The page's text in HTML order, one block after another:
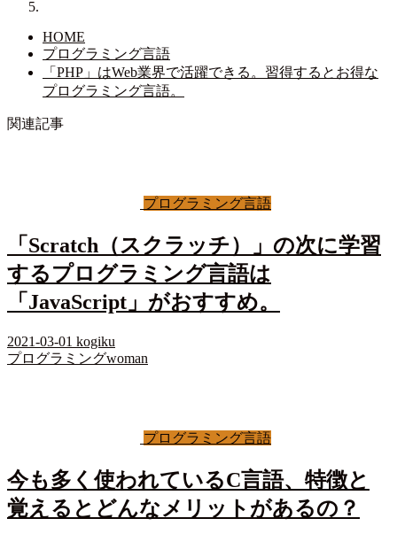
HOME
プログラミング言語
「PHP」はWeb業界で活躍できる。習得するとお得な
プログラミング言語。
関連記事
プログラミング言語
「Scratch（スクラッチ）」の次に学習
するプログラミング言語は
「JavaScript」がおすすめ。
2021-03-01 kogiku
プログラミングwoman
プログラミング言語
今も多く使われているC言語、特徴と
覚えるとどんなメリットがあるの？